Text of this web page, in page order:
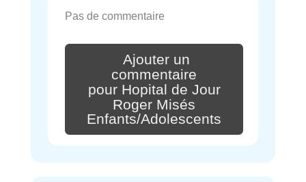
Pas de commentaire
Ajouter un
commentaire
pour Hopital de Jour
Roger Misés
Enfants/Adolescents